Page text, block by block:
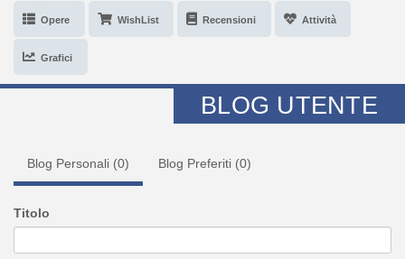
Opere WishList Recensioni Attività
Grafici
BLOG UTENTE
Blog Personali (0) Blog Preferiti (0)
Titolo